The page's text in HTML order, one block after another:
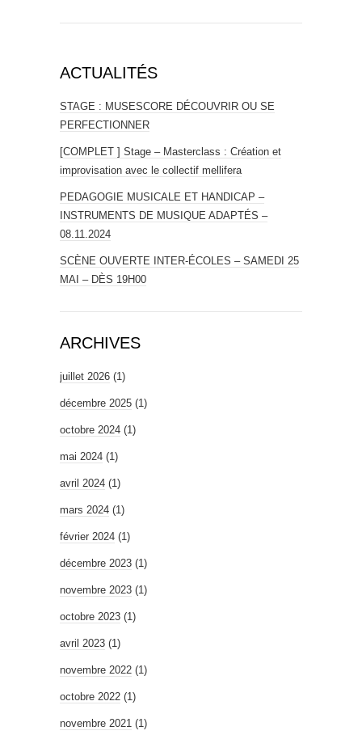
ACTUALITÉS
STAGE : MUSESCORE DÉCOUVRIR OU SE
PERFECTIONNER
[COMPLET ] Stage – Masterclass : Création et
improvisation avec le collectif mellifera
PEDAGOGIE MUSICALE ET HANDICAP –
INSTRUMENTS DE MUSIQUE ADAPTÉS –
08.11.2024
SCÈNE OUVERTE INTER-ÉCOLES – SAMEDI 25
MAI – DÈS 19H00
ARCHIVES
juillet 2026 (1)
décembre 2025 (1)
octobre 2024 (1)
mai 2024 (1)
avril 2024 (1)
mars 2024 (1)
février 2024 (1)
décembre 2023 (1)
novembre 2023 (1)
octobre 2023 (1)
avril 2023 (1)
novembre 2022 (1)
octobre 2022 (1)
novembre 2021 (1)